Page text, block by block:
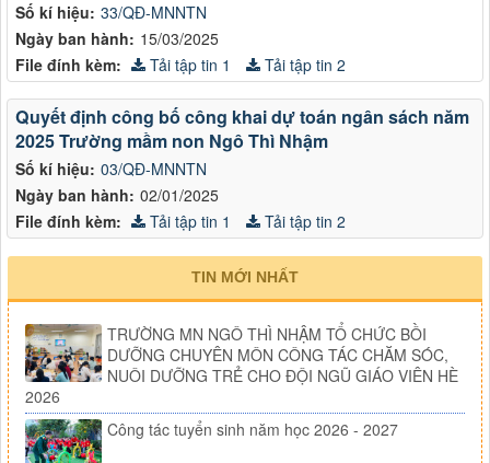
Số kí hiệu: 33/QĐ-MNNTN
Ngày ban hành: 15/03/2025
File đính kèm: Tải tập tin 1 Tải tập tin 2
Số kí hiệu: 03/QĐ-MNNTN
Ngày ban hành: 02/01/2025
Quyết định công bố công khai dự toán ngân sách năm
2025 Trường mầm non Ngô Thì Nhậm
File đính kèm: Tải tập tin 1 Tải tập tin 2
TIN MỚI NHẤT
TRƯỜNG MN NGÔ THÌ NHẬM TỔ CHỨC BỒI
DƯỠNG CHUYÊN MÔN CÔNG TÁC CHĂM SÓC,
NUÔI DƯỠNG TRẺ CHO ĐỘI NGŨ GIÁO VIÊN HÈ
2026
Công tác tuyển sinh năm học 2026 - 2027